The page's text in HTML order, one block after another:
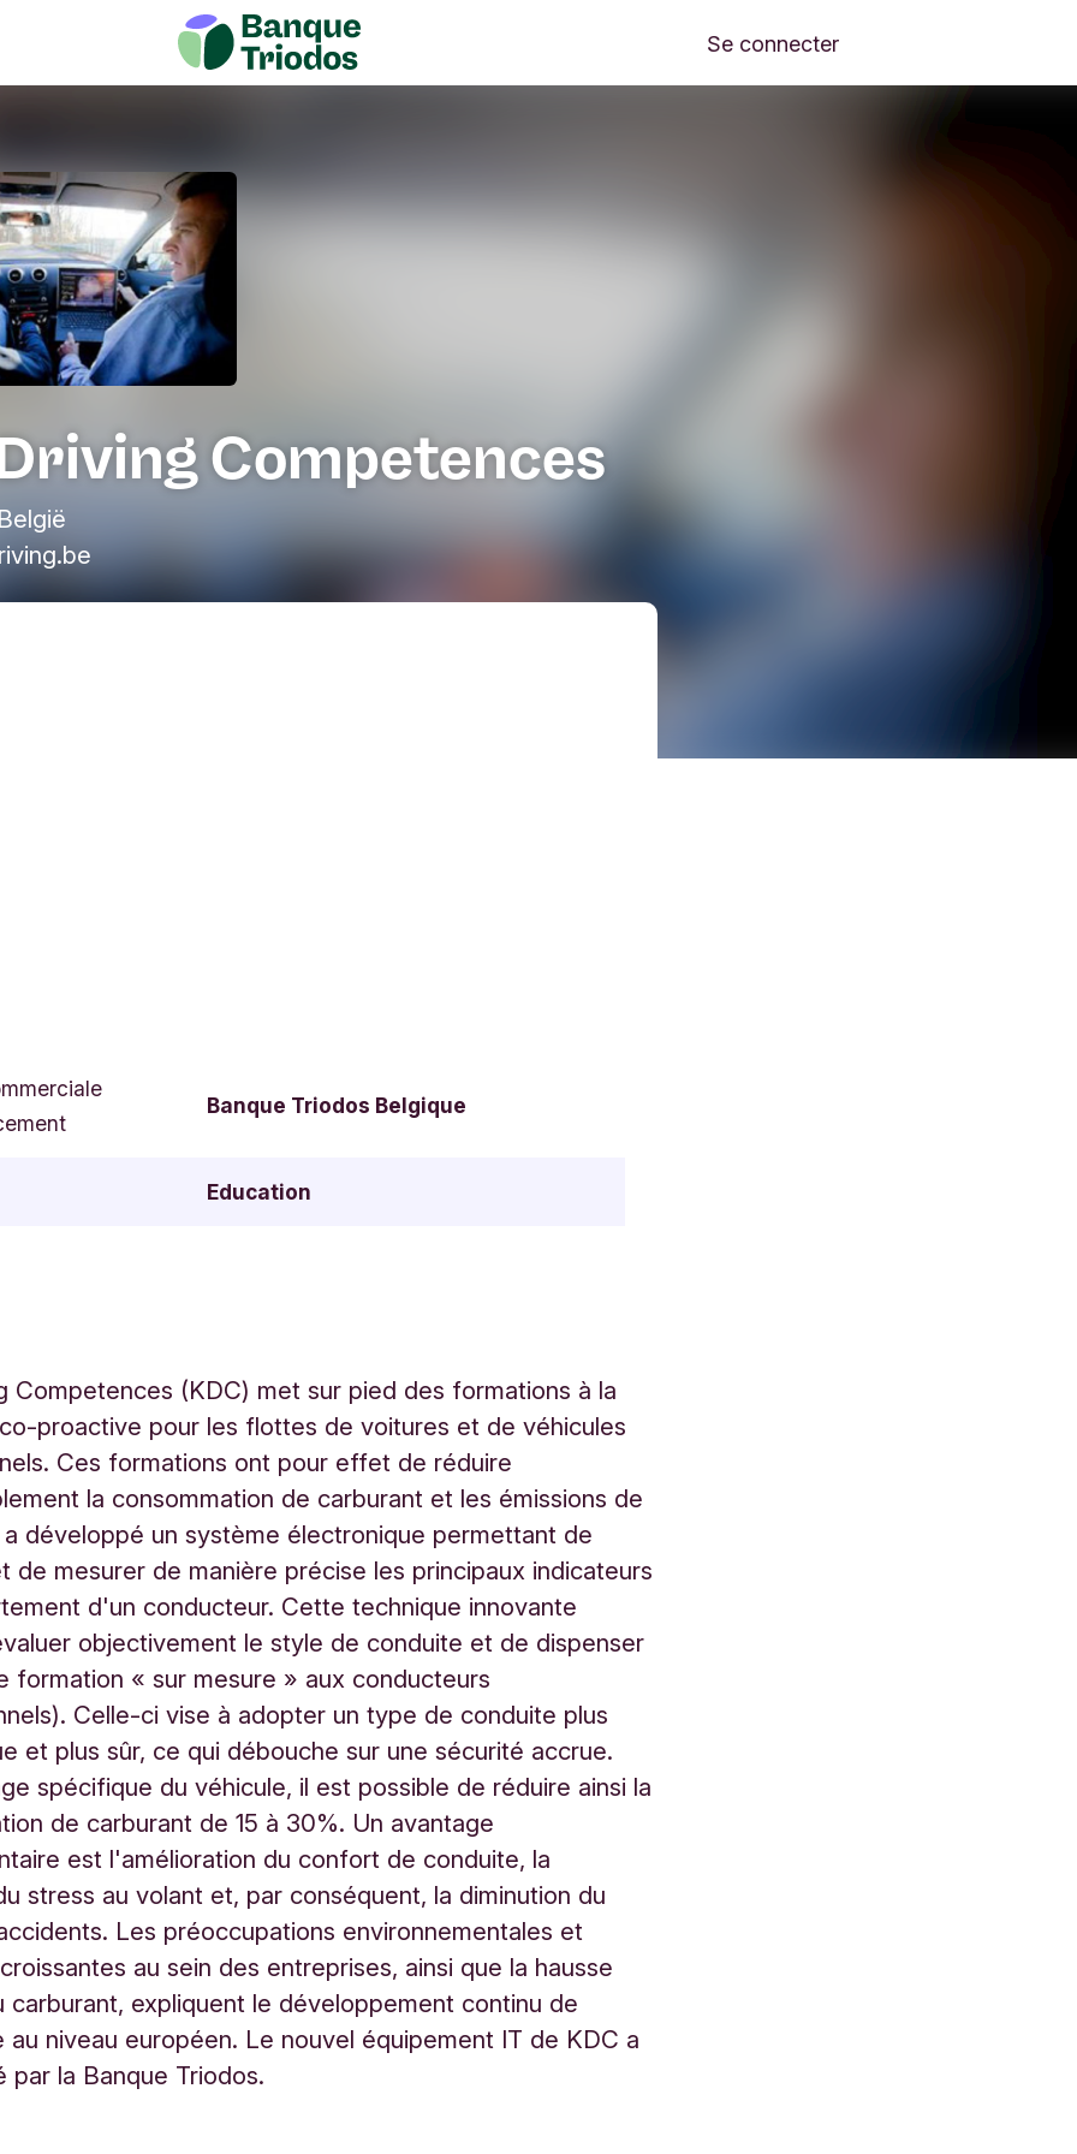
Se connecter
Competences
Banque Triodos Belgique
Education
Competences (KDC) met sur pied des formations à la
proactive pour les flottes de voitures et de véhicules
Ces formations ont pour effet de réduire
la consommation de carburant et les émissions de
a développé un système électronique permettant de
de mesurer de manière précise les principaux indicateurs
d'un conducteur. Cette technique innovante
objectivement le style de conduite et de dispenser
formation « sur mesure » aux conducteurs
Celle-ci vise à adopter un type de conduite plus
et plus sûr, ce qui débouche sur une sécurité accrue.
spécifique du véhicule, il est possible de réduire ainsi la
de carburant de 15 à 30%. Un avantage
est l'amélioration du confort de conduite, la
stress au volant et, par conséquent, la diminution du
Les préoccupations environnementales et
au sein des entreprises, ainsi que la hausse
carburant, expliquent le développement continu de
au niveau européen. Le nouvel équipement IT de KDC a
par la Banque Triodos.